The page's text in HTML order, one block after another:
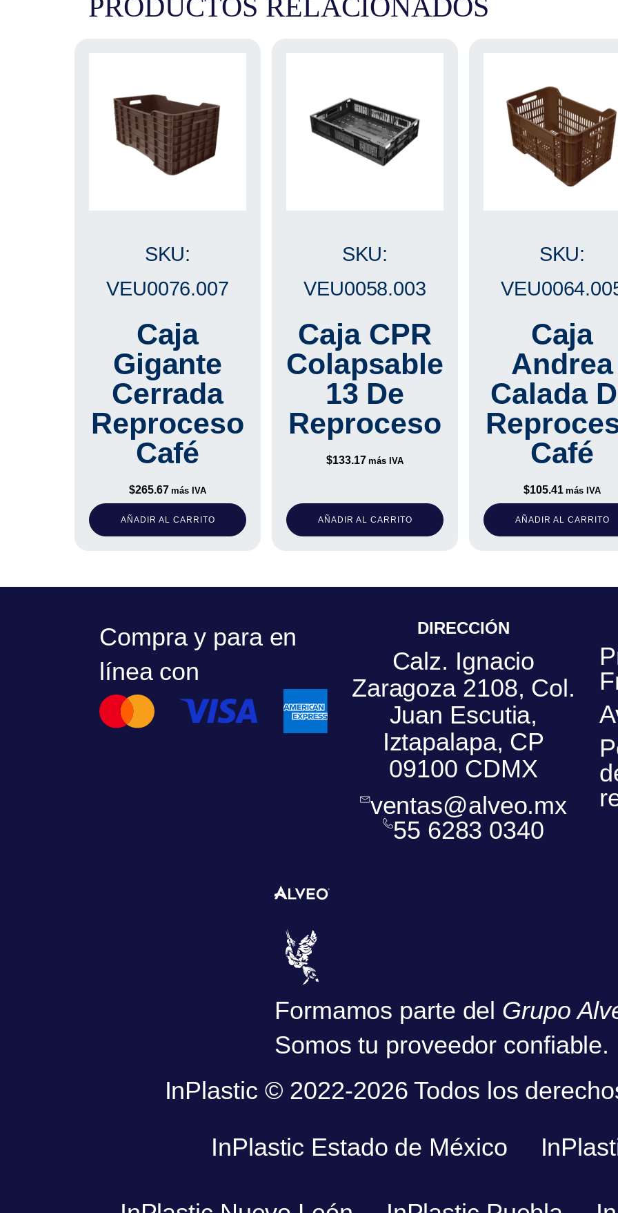
PRODUCTOS RELACIONADOS
SKU:
VEU0076.007
Caja
Gigante
Cerrada
Reproceso
Café
$265.67 más IVA
AÑADIR AL CARRITO
SKU:
VEU0058.003
Caja CPR
Colapsable
13 De
Reproceso
$133.17 más IVA
AÑADIR AL CARRITO
SKU:
Caja
Andrea
Calada
Café
$105.41 más IVA
AÑADIR AL CARRITO
Compra y para en
línea con
DIRECCIÓN
Calz. Ignacio
Zaragoza 2108, Col.
Juan Escutia,
Iztapalapa, CP
09100 CDMX
ventas@alveo.mx
55 6283 0340
Formamos parte del Grupo
Somos tu proveedor confiable.
InPlastic © 2022-2026 Todos los
InPlastic Estado de México